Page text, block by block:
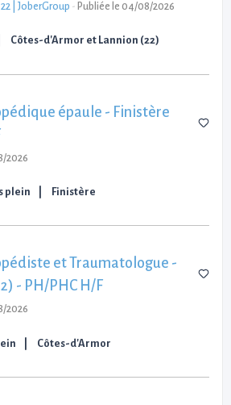
| JoberGroup - Publiée le 04/08/2026
Côtes-d'Armor et Lannion (22)
épaule - Finistère
2026
plein Finistère
et Traumatologue -
- PH/PHC H/F
2026
Côtes-d'Armor